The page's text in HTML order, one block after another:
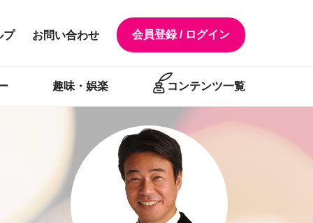
会員登録 / ログイン
お問い合わせ
プ
趣味・娯楽 コンテンツ一覧